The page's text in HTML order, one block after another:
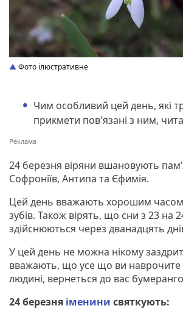
Фото ілюстративне
Чим особливий цей день, які
прикмети пов'язані з ним,
24 березня віряни вшановують
Софроніїв, Антипа та Єфимія.
Цей день вважають хорошим часом
зубів. Також вірять, що сни з 23 на
здійснюються через дванадцять
У цей день не можна нікому
вважають, що усе що ви наврочите
людині, вернеться до вас
24 березня іменини святкують: